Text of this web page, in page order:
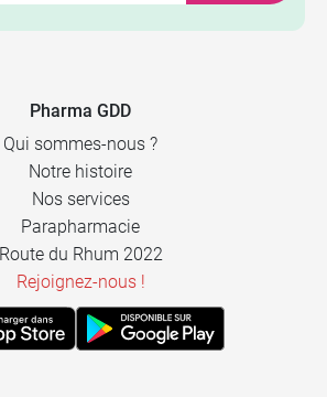
Pharma GDD
Qui sommes-nous ?
Notre histoire
Nos services
Parapharmacie
Route du Rhum 2022
Rejoignez-nous !